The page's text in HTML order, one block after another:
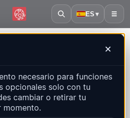
ES ▾ ☰
✕
necesario para funciones
opcionales solo con tu
cambiar o retirar tu
momento.
y eventos recientes
Últimos en este país